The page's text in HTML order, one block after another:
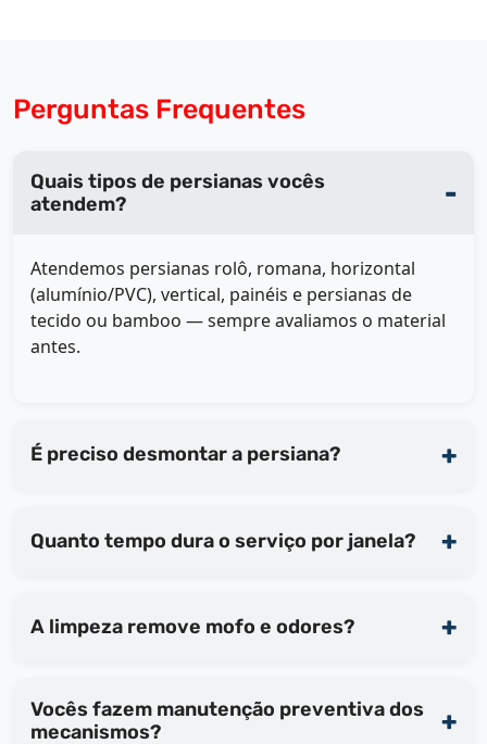
Perguntas Frequentes
Quais tipos de persianas vocês
atendem?
Atendemos persianas rolô, romana, horizontal
(alumínio/PVC), vertical, painéis e persianas de
tecido ou bamboo — sempre avaliamos o material
antes.
É preciso desmontar a persiana?
Quanto tempo dura o serviço por janela?
A limpeza remove mofo e odores?
Vocês fazem manutenção preventiva dos
mecanismos?